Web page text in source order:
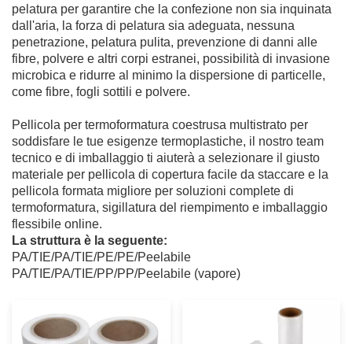
pelatura per garantire che la confezione non sia inquinata
dall'aria, la forza di pelatura sia adeguata, nessuna
penetrazione, pelatura pulita, prevenzione di danni alle
fibre, polvere e altri corpi estranei, possibilità di invasione
microbica e ridurre al minimo la dispersione di particelle,
come fibre, fogli sottili e polvere.
Pellicola per termoformatura coestrusa multistrato per
soddisfare le tue esigenze termoplastiche, il nostro team
tecnico e di imballaggio ti aiuterà a selezionare il giusto
materiale per pellicola di copertura facile da staccare e la
pellicola formata migliore per soluzioni complete di
termoformatura, sigillatura del riempimento e imballaggio
flessibile online.
La struttura è la seguente:
PA/TIE/PA/TIE/PE/PE/Peelabile
PA/TIE/PA/TIE/PP/PP/Peelabile (vapore)